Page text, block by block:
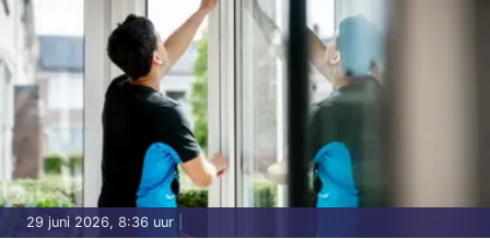
29 juni 2026, 8:36 uur